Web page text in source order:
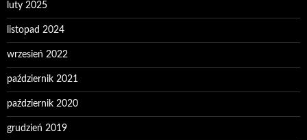
luty 2025
listopad 2024
wrzesień 2022
październik 2021
październik 2020
grudzień 2019